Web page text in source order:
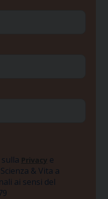
Privacy e
& Vita a
ai sensi del